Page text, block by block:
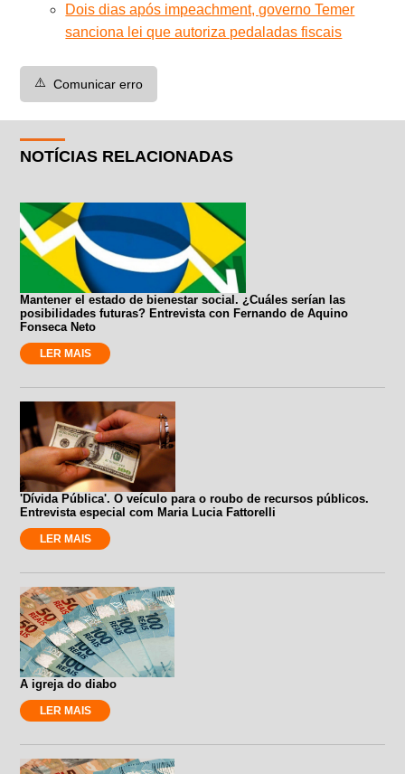
Dois dias após impeachment, governo Temer
sanciona lei que autoriza pedaladas fiscais
⚠️ Comunicar erro
NOTÍCIAS RELACIONADAS
Mantener el estado de bienestar social. ¿Cuáles serían las
posibilidades futuras? Entrevista con Fernando de Aquino
Fonseca Neto
LER MAIS
'Dívida Pública'. O veículo para o roubo de recursos públicos.
Entrevista especial com Maria Lucia Fattorelli
LER MAIS
A igreja do diabo
LER MAIS